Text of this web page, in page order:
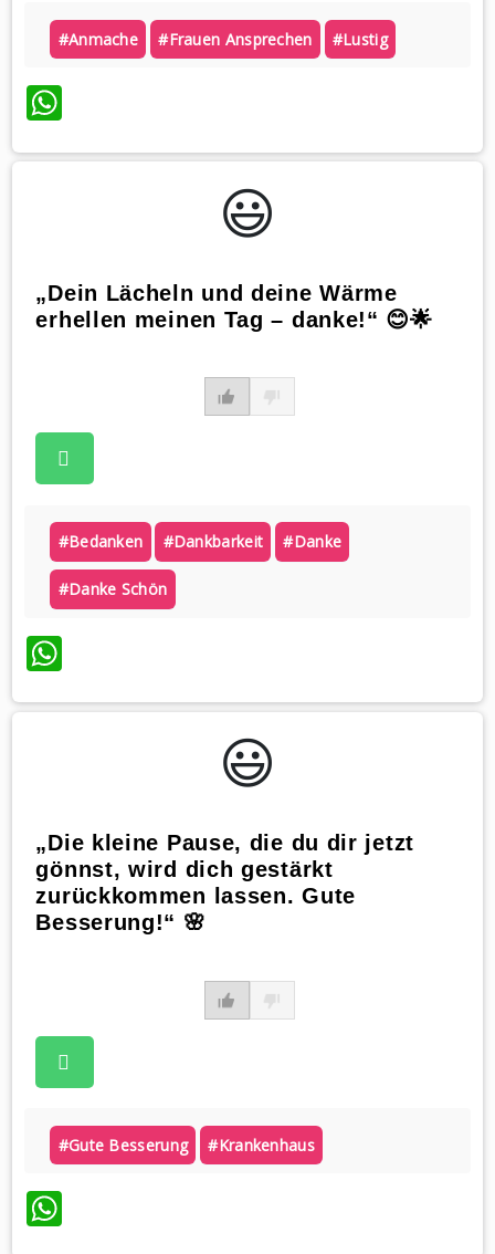
#anmache #frauen Ansprechen #lustig
WhatsApp
😃️
„Dein Lächeln und deine Wärme
erhellen meinen Tag – danke!“ 😊🌟
#bedanken #dankbarkeit #danke
#danke Schön
WhatsApp
😃️
„Die kleine Pause, die du dir jetzt
gönnst, wird dich gestärkt
zurückkommen lassen. Gute
Besserung!“ 🌸
#gute Besserung #krankenhaus
WhatsApp